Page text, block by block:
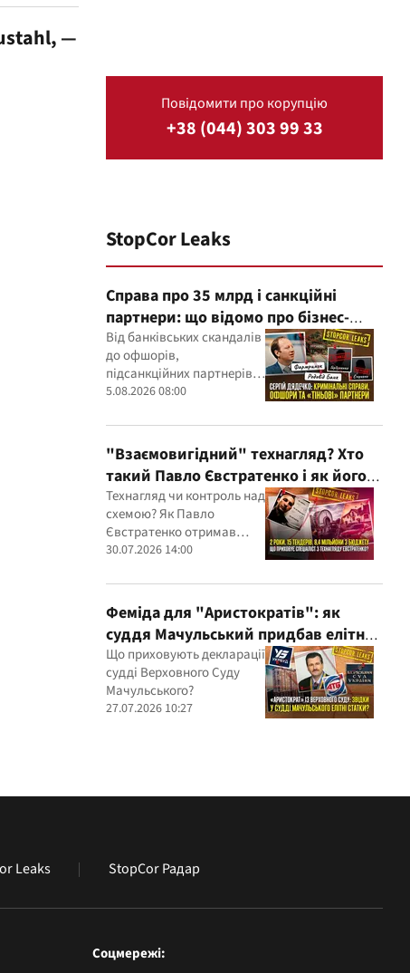
—
Повідомити про корупцію
+38 (044) 303 99 33
StopCor Leaks
Справа про 35 млрд і санкційні
партнери: що відомо про бізнес-
інтереси Сергія Дядечка від
"Родовід Банку" до "ФАРМАСЕЛ"
Від банківських скандалів
до офшорів,
підсанкційних партнерів і
кримінальних проваджень
Дядечка й досі
простягаються через
Україну та кілька
іноземних юрисдикцій
5.08.2026 08:00
"Взаємовигідний" технагляд? Хто
такий Павло Євстратенко і як його
ФОП отримав доступ до бюджетних
мільйонів?
Технагляд чи контроль над
схемою? Як Павло
Євстратенко отримав
мільйонні підряди
30.07.2026 14:00
Феміда для "Аристократів": як
суддя Мачульський придбав елітне
житло після вердикту на користь
забудовника?
Що приховують декларації
судді Верховного Суду
Мачульського?
27.07.2026 10:27
Leaks StopCor Радар
Соцмережі: